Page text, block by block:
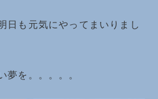
日も元気にやってまいりまし
夢を。。。。。